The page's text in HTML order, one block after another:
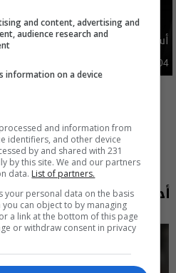
أسعار الدولار في السوق العراقية
03:29 | 2026-08-04
أحدث الحلقات
and content, advertising and
audience research and
information on a device
and information from
identifiers, and other device
by and shared with 231
by this site. We and our partners
data. List of partners.
your personal data on the basis
can object to by managing
a link at the bottom of this page
or withdraw consent in privacy